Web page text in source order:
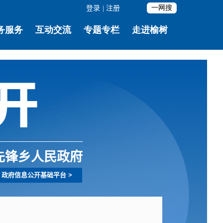
登录 注册
锋乡人民政府
政府信息公开基础平台>